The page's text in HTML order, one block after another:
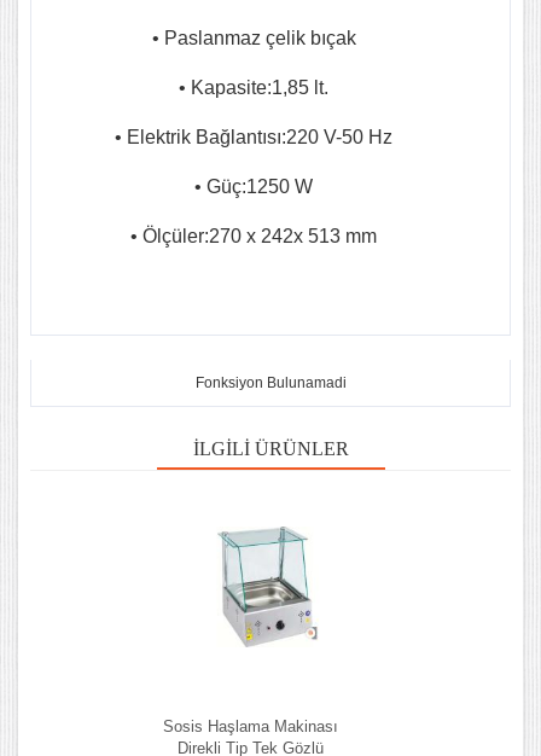
• Paslanmaz çelik bıçak
• Kapasite:1,85 lt.
• Elektrik Bağlantısı:220 V-50 Hz
• Güç:1250 W
• Ölçüler:270 x 242x 513 mm
Fonksiyon Bulunamadi
İLGILI ÜRÜNLER
Sosis Haşlama Makinası
Direkli Tip Tek Gözlü